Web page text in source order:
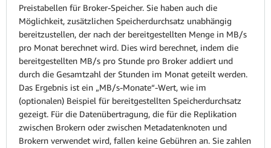
Preistabellen für Broker-Speicher. Sie haben auch die
Möglichkeit, zusätzlichen Speicherdurchsatz unabhängig
bereitzustellen, der nach der bereitgestellten Menge in MB/s
pro Monat berechnet wird. Dies wird berechnet, indem die
bereitgestellten MB/s pro Stunde pro Broker addiert und
durch die Gesamtzahl der Stunden im Monat geteilt werden.
Das Ergebnis ist ein „MB/s-Monate“-Wert, wie im
(optionalen) Beispiel für bereitgestellten Speicherdurchsatz
gezeigt. Für die Datenübertragung, die für die Replikation
zwischen Brokern oder zwischen Metadatenknoten und
Brokern verwendet wird, fallen keine Gebühren an. Sie zahlen